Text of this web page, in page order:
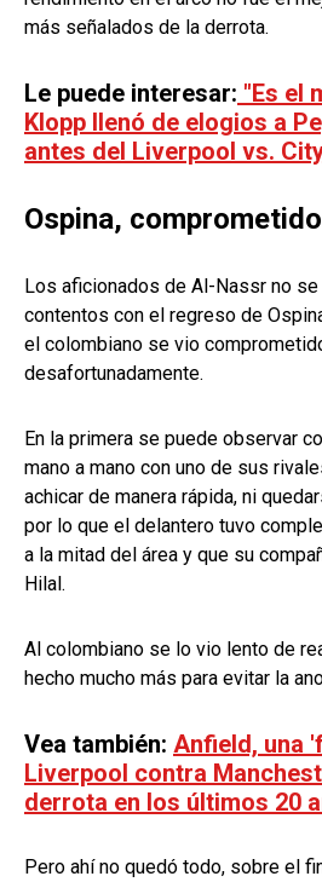
más señalados de la derrota.
Le puede interesar: "Es el
Klopp llenó de elogios a
antes del Liverpool vs.
Ospina,
Los aficionados de Al-Nassr no se
contentos con el regreso de
el colombiano se vio
desafortunadamente.
En la primera se puede observar
mano a mano con uno de sus
achicar de manera rápida, ni
por lo que el delantero tuvo
a la mitad del área y que su
Hilal.
Al colombiano se lo vio lento de
hecho mucho más para evitar la
Vea también: Anfield, una
Liverpool contra
derrota en los últimos 20
Pero ahí no quedó todo, sobre el